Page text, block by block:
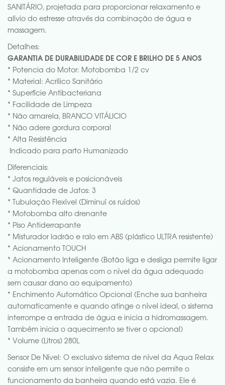
SANITÁRIO, projetada para proporcionar relaxamento e
alívio do estresse através da combinação de água e
massagem.
Detalhes:
GARANTIA DE DURABILIDADE DE COR E BRILHO DE 5 ANOS
* Potencia do Motor: Motobomba 1/2 cv
* Material: Acrílico Sanitário
* Superfície Antibacteriana
* Facilidade de Limpeza
* Não amarela, BRANCO VITÁLICIO
* Não adere gordura corporal
* Alta Resistência
Indicado para parto Humanizado
Diferenciais:
* Jatos reguláveis e posicionáveis
* Quantidade de Jatos: 3
* Tubulação Flexível (Diminuí os ruídos)
* Motobomba alto drenante
* Piso Antiderrapante
* Misturador ladrão e ralo em ABS (plástico ULTRA resistente)
* Acionamento TOUCH
* Acionamento Inteligente (Botão liga e desliga permite ligar
a motobomba apenas com o nível da água adequado
sem causar dano ao equipamento)
* Enchimento Automático Opcional (Enche sua banheira
automaticamente e quando atinge o nível ideal, o sistema
interrompe a entrada de água e inicia a hidromassagem.
Também inicia o aquecimento se tiver o opcional)
* Volume (Litros) 280L
Sensor De Nível: O exclusivo sistema de nível da Aqua Relax
consiste em um sensor inteligente que não permite o
funcionamento da banheira quando está vazia. Ele é